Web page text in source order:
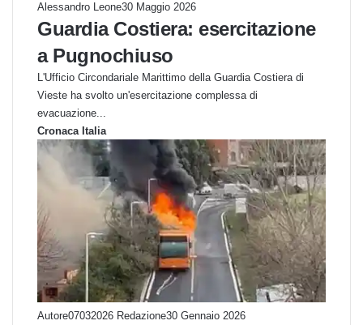
Alessandro Leone30 Maggio 2026
Guardia Costiera: esercitazione
a Pugnochiuso
L'Ufficio Circondariale Marittimo della Guardia Costiera di
Vieste ha svolto un'esercitazione complessa di
evacuazione...
Cronaca Italia
Autore07032026 Redazione30 Gennaio 2026